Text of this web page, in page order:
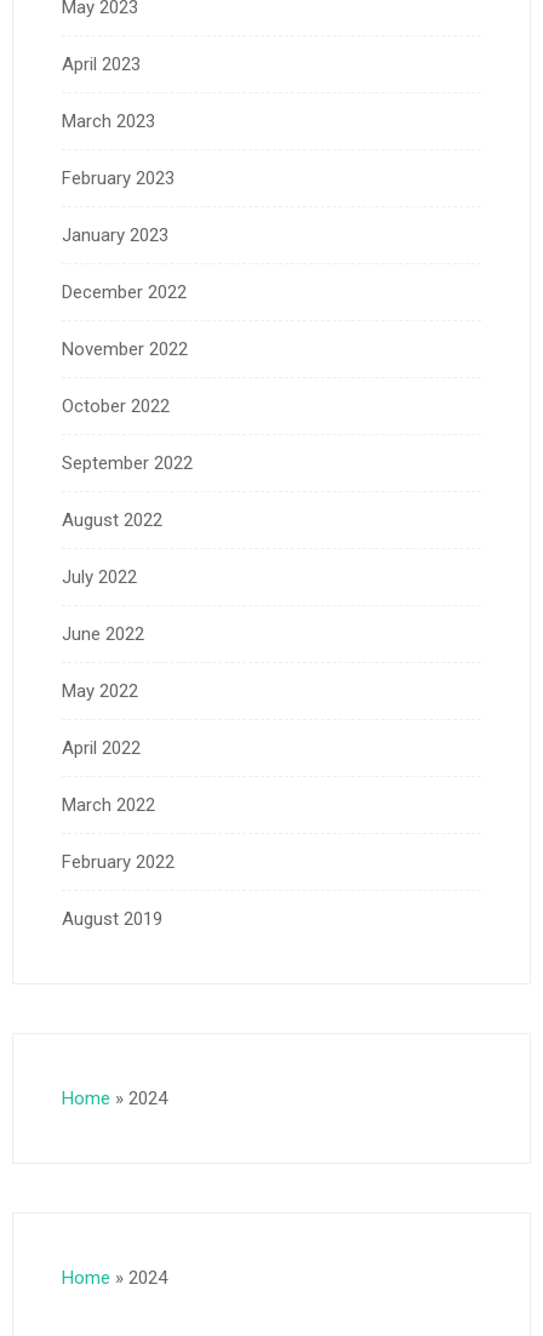
May 2023
April 2023
March 2023
February 2023
January 2023
December 2022
November 2022
October 2022
September 2022
August 2022
July 2022
June 2022
May 2022
April 2022
March 2022
February 2022
August 2019
Home » 2024
Home » 2024